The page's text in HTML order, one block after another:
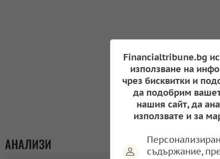
АНАЛИЗИ
Financialtribune.bg
използване на
чрез бисквитки и
да подобрим
нашия сайт, да
използвате и за
съдържание,